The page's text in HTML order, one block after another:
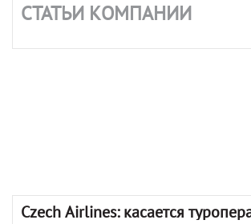
СТАТЬИ КОМПАНИИ
Czech Airlines: касается